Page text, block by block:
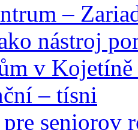
–
nástroj
v Kojetíně
– tísni
seniorov